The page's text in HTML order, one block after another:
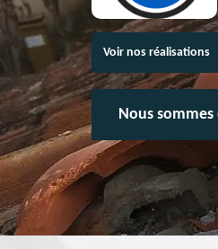
Voir nos réalisations
Nous